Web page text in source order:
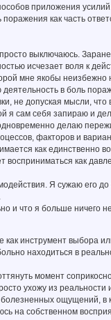
приложения
как часть
выключаюсь.
исчезает воля к
мне якобы неизбежно
в боль
не допуская мысли,
я сам себя запираю и
делаю
факторов и
как единственно
восприниматься как
Я сужаю его
и что я больше ничего
инструмент выбора
находиться в
момент
ухожу из
ощущений, в
на собственном